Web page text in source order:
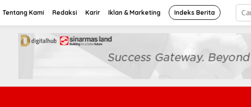
Tentang Kami Redaksi Karir Iklan & Marketing Indeks Berita